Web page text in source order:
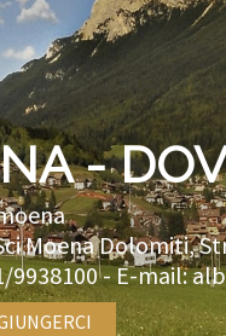
-
Moena Dolomiti,
9938100- E-mail: